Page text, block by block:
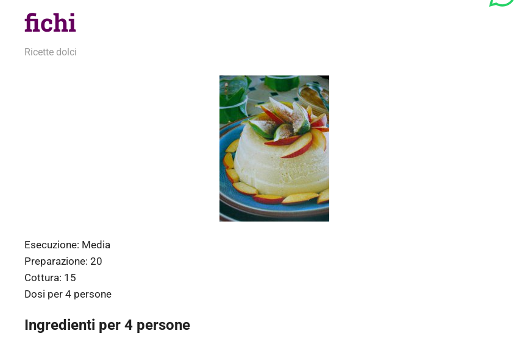
fichi
31 Agosto 2011
admin
Ricette dolci
Esecuzione: Media
Preparazione: 20
Cottura: 15
Dosi per 4 persone
Ingredienti per 4 persone